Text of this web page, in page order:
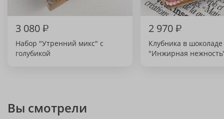
3 080₽
Набор "Утренний микс" с
голубикой
2 970₽
Клубника в шоколаде
"Инжирная
Вы смотрели